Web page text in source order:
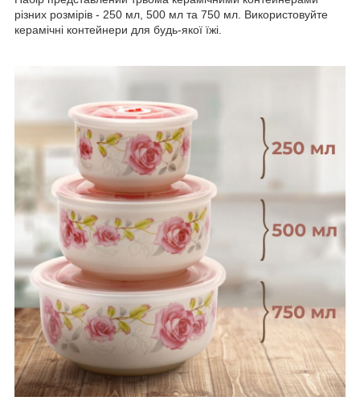
різних розмірів - 250 мл, 500 мл та 750 мл. Використовуйте
керамічні контейнери для будь-якої їжі.